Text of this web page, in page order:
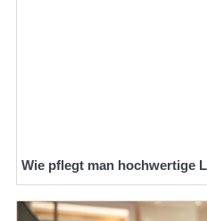
Wie pflegt man hochwertige